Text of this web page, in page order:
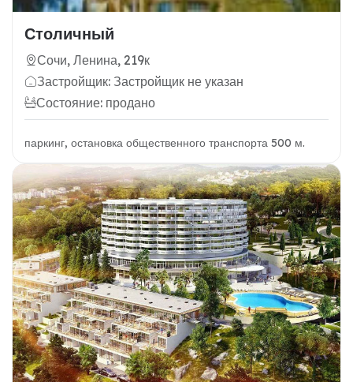
Столичный
Сочи, Ленина, 219к
Застройщик: Застройщик не указан
Состояние: продано
паркинг, остановка общественного транспорта 500 м.